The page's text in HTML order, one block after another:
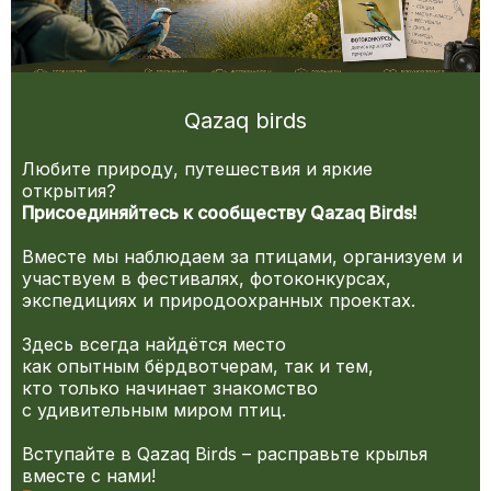
Qazaq birds
Любите природу, путешествия и яркие
открытия?
Присоединяйтесь к сообществу Qazaq Birds!
Вместе мы наблюдаем за птицами, организуем и
участвуем в фестивалях, фотоконкурсах,
экспедициях и природоохранных проектах.
Здесь всегда найдётся место
как опытным бёрдвотчерам, так и тем,
кто только начинает знакомство
с удивительным миром птиц.
Вступайте в Qazaq Birds – расправьте крылья
вместе с нами!